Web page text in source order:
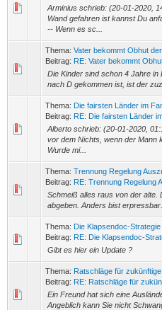
Arminius schrieb: (20-01-2020,
Wand gefahren ist kannst Du
-- Wenn es sc...
Thema: Vater bekommt Obhut
Beitrag: RE: Vater bekommt
Die Kinder sind schon 4 Jahre in
nach D gekommen ist, ist der
Thema: Die fairsten Länder im
Beitrag: RE: Die fairsten Länder
Alberto schrieb: (20-01-2020,
vor dem Nichts, wenn der Mann
Wurde mi...
Thema: Trennung Regelung
Beitrag: RE: Trennung Regelung
Schmeiß alles raus von der alte.
abgeben. Anders bist
Thema: Die Klapsendoc-Strategie
Beitrag: RE: Die Klapsendoc-
Gibt es hier ein Update ?
Thema: Ratschläge für zukünftige
Beitrag: RE: Ratschläge für
Ein Freund hat sich eine
Angeblich kann Sie nicht